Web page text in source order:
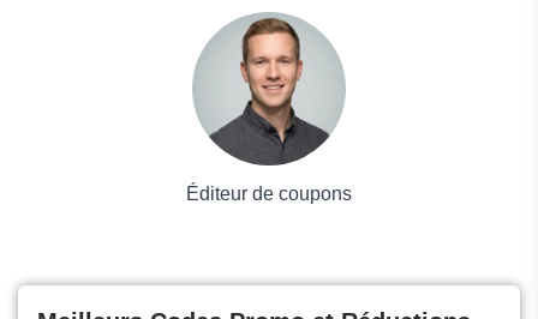
Éditeur de coupons